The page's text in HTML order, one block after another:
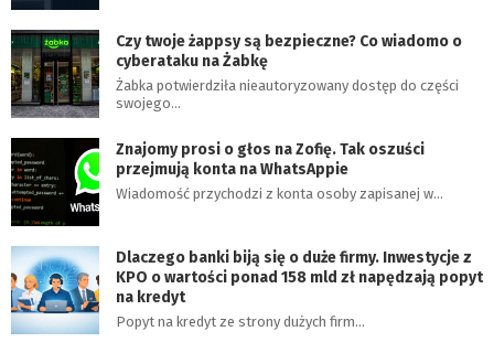
Czy twoje żappsy są bezpieczne? Co wiadomo o
cyberataku na Żabkę
Żabka potwierdziła nieautoryzowany dostęp do części
swojego…
Znajomy prosi o głos na Zofię. Tak oszuści
przejmują konta na WhatsAppie
Wiadomość przychodzi z konta osoby zapisanej w…
Dlaczego banki biją się o duże firmy. Inwestycje z
KPO o wartości ponad 158 mld zł napędzają popyt
na kredyt
Popyt na kredyt ze strony dużych firm…